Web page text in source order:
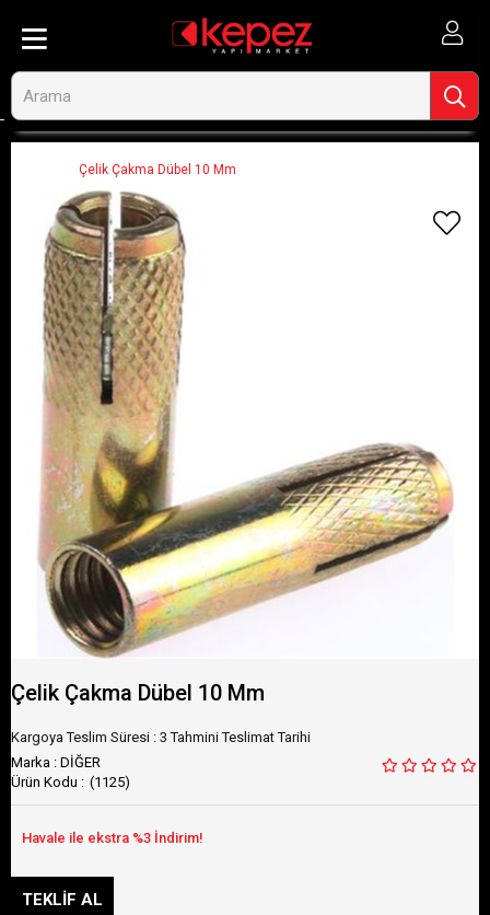
Çelik Çakma Dübel 10 Mm
Çelik Çakma Dübel 10 Mm
Kargoya Teslim Süresi : 3 Tahmini Teslimat Tarihi
Marka : DİĞER
(1125)